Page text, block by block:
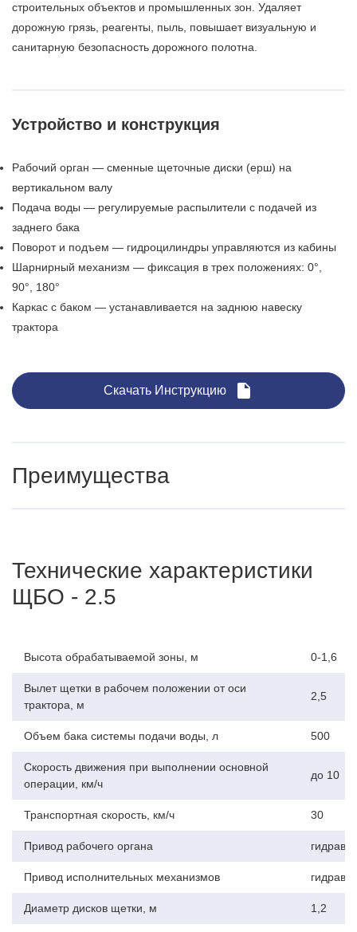
строительных объектов и промышленных зон. Удаляет
дорожную грязь, реагенты, пыль, повышает визуальную и
санитарную безопасность дорожного полотна.
Устройство и конструкция
Рабочий орган — сменные щеточные диски (ерш) на
вертикальном валу
Подача воды — регулируемые распылители с подачей из
заднего бака
Поворот и подъем — гидроцилиндры управляются из кабины
Шарнирный механизм — фиксация в трех положениях: 0°,
90°, 180°
Каркас с баком — устанавливается на заднюю навеску
трактора
Скачать Инструкцию
Преимущества
м - обеспечивает плотный контакт с ограждением.
Вращение с частотой до 280 об/мин удаляет даже
загрязнений.
Мойка возможна с правой, левой и передней
сторон.
фиксацией в трех положениях (0°, 90°, 180°).
3. Универсальность и совместимость
Подходит для агрегатирования с различными
Технические характеристики
ЩБО - 2.5
Высота обрабатываемой зоны, м 0-1,6
Вылет щетки в рабочем положении от оси
трактора, м
2,5
Объем бака системы подачи воды, л 500
Скорость движения при выполнении основной
операции, км/ч
до 10
Транспортная скорость, км/ч 30
Привод рабочего органа
Привод исполнительных механизмов
Диаметр дисков щетки, м 1,2